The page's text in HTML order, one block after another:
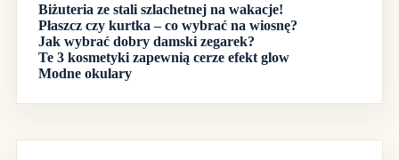
Biżuteria ze stali szlachetnej na wakacje!
Płaszcz czy kurtka – co wybrać na wiosnę?
Jak wybrać dobry damski zegarek?
Te 3 kosmetyki zapewnią cerze efekt glow
Modne okulary